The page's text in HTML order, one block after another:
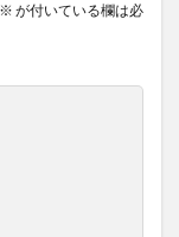
※ が付いている欄は必